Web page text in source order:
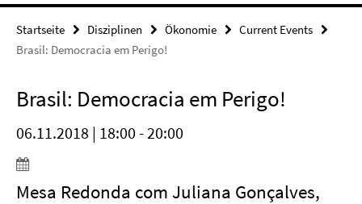
Startseite Disziplinen Ökonomie
Current Events
Brasil: Democracia em Perigo!
Brasil: Democracia em Perigo!
06.11.2018 | 18:00 - 20:00
Mesa Redonda com Juliana Gonçalves,